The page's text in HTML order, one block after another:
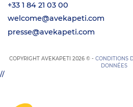
+33 1 84 21 03 00
welcome@avekapeti.com
presse@avekapeti.com
COPYRIGHT AVEKAPETI 2026 © - CONDITIONS
DONNÉES
//